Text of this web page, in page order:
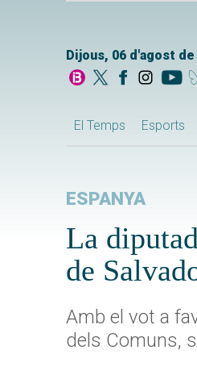
Dijous, 06 d'agost de
El Temps Esports
ESPANYA
La
de
Amb el vot a
dels Comuns,